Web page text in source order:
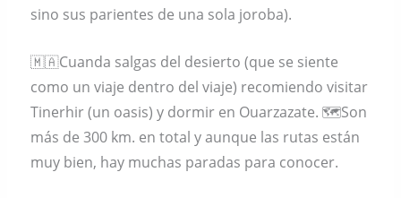
sino sus parientes de una sola joroba).
🇲🇦Cuanda salgas del desierto (que se siente
como un viaje dentro del viaje) recomiendo visitar
Tinerhir (un oasis) y dormir en Ouarzazate. 🗺Son
más de 300 km. en total y aunque las rutas están
muy bien, hay muchas paradas para conocer.